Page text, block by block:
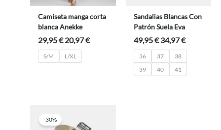
Camiseta manga corta
blanca Anekke
29,95€El
precio
original
20,97€El
S/M L/XL
Sandalias Blancas Con
Patrón Suela Eva
49,95€ El
precio
original
era:
49,95 €.
34,97€El
precio
34,97 €.
36 37
38
39
40 41
-30%